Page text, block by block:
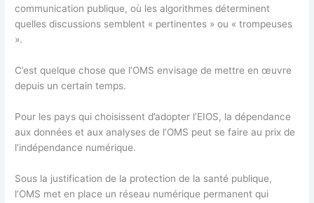
communication publique, où les algorithmes déterminent
quelles discussions semblent « pertinentes » ou « trompeuses
».
C’est quelque chose que l’OMS envisage de mettre en œuvre
depuis un certain temps.
Pour les pays qui choisissent d’adopter l’EIOS, la dépendance
aux données et aux analyses de l’OMS peut se faire au prix de
l’indépendance numérique.
Sous la justification de la protection de la santé publique,
l’OMS met en place un réseau numérique permanent qui